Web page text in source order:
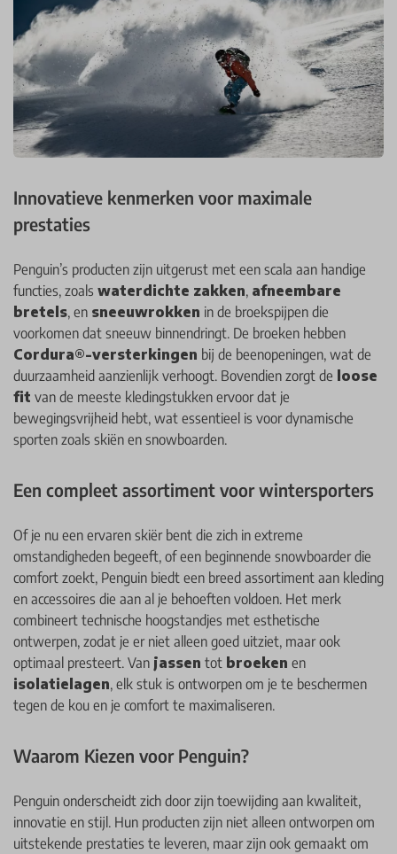
Innovatieve kenmerken voor maximale
prestaties
Penguin’s producten zijn uitgerust met een scala aan handige
functies, zoals waterdichte zakken, afneembare
bretels, en sneeuwrokken in de broekspijpen die
voorkomen dat sneeuw binnendringt. De broeken hebben
Cordura®-versterkingen bij de beenopeningen, wat de
duurzaamheid aanzienlijk verhoogt. Bovendien zorgt de loose
fit van de meeste kledingstukken ervoor dat je
bewegingsvrijheid hebt, wat essentieel is voor dynamische
sporten zoals skiën en snowboarden.
Een compleet assortiment voor wintersporters
Of je nu een ervaren skiër bent die zich in extreme
omstandigheden begeeft, of een beginnende snowboarder die
comfort zoekt, Penguin biedt een breed assortiment aan kleding
en accessoires die aan al je behoeften voldoen. Het merk
combineert technische hoogstandjes met esthetische
ontwerpen, zodat je er niet alleen goed uitziet, maar ook
optimaal presteert. Van jassen tot broeken en
isolatielagen, elk stuk is ontworpen om je te beschermen
tegen de kou en je comfort te maximaliseren.
Waarom Kiezen voor Penguin?
Penguin onderscheidt zich door zijn toewijding aan kwaliteit,
innovatie en stijl. Hun producten zijn niet alleen ontworpen om
uitstekende prestaties te leveren, maar zijn ook gemaakt om